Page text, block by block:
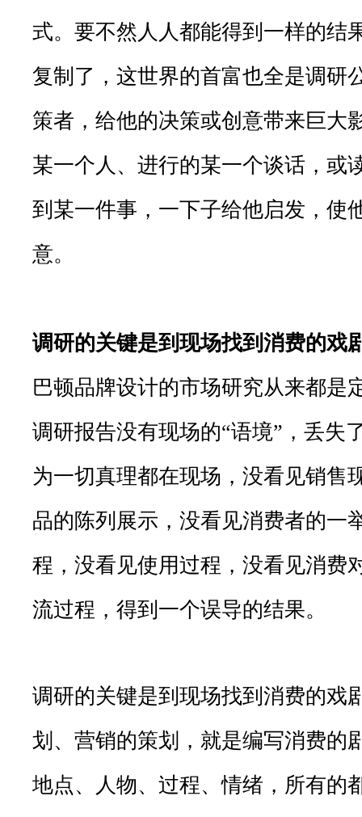
式。要不然人人都能得到一样的结
复制了，这世界的首富也全是调研
策者，给他的决策或创意带来巨大
某一个人、进行的某一个谈话，或
到某一件事，一下子给他启发，使
意。
调研的关键是到现场找到消费的戏
巴顿品牌设计的市场研究从来都是
调研报告没有现场的“语境”，丢失
为一切真理都在现场，没看见销售
品的陈列展示，没看见消费者的一
程，没看见使用过程，没看见消费
流过程，得到一个误导的结果。
调研的关键是到现场找到消费的戏
划、营销的策划，就是编写消费的
地点、人物、过程、情绪，所有的